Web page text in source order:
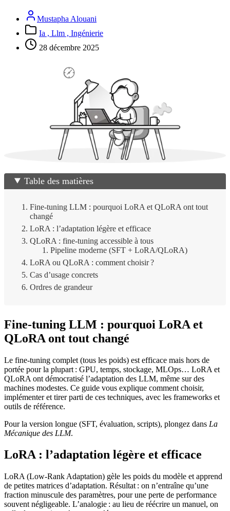
Mustapha Alouani
Ia , Llm , Ingénierie
28 décembre 2025
Table des matières
Fine-tuning LLM : pourquoi LoRA et QLoRA ont tout
changé
LoRA : l’adaptation légère et efficace
QLoRA : fine-tuning accessible à tous
Pipeline moderne (SFT + LoRA/QLoRA)
LoRA ou QLoRA : comment choisir ?
Cas d’usage concrets
Ordres de grandeur
Fine-tuning LLM : pourquoi LoRA et
QLoRA ont tout changé
Le fine-tuning complet (tous les poids) est efficace mais hors de
portée pour la plupart : GPU, temps, stockage, MLOps… LoRA et
QLoRA ont démocratisé l’adaptation des LLM, même sur des
machines modestes. Ce guide vous explique comment choisir,
implémenter et tirer parti de ces techniques, avec les frameworks et
outils de référence.
Pour la version longue (SFT, évaluation, scripts), plongez dans La
Mécanique des LLM.
LoRA : l’adaptation légère et efficace
LoRA (Low-Rank Adaptation) gèle les poids du modèle et apprend
de petites matrices d’adaptation. Résultat : on n’entraîne qu’une
fraction minuscule des paramètres, pour une perte de performance
souvent négligeable. L’analogie : au lieu de réécrire un manuel, on